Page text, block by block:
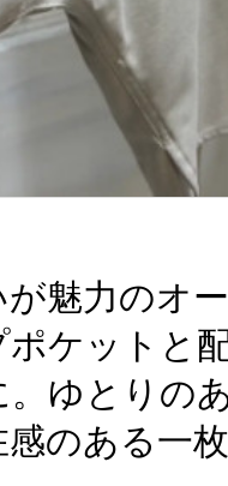
魅力のオ
ケットと
ゆとりの
のある一